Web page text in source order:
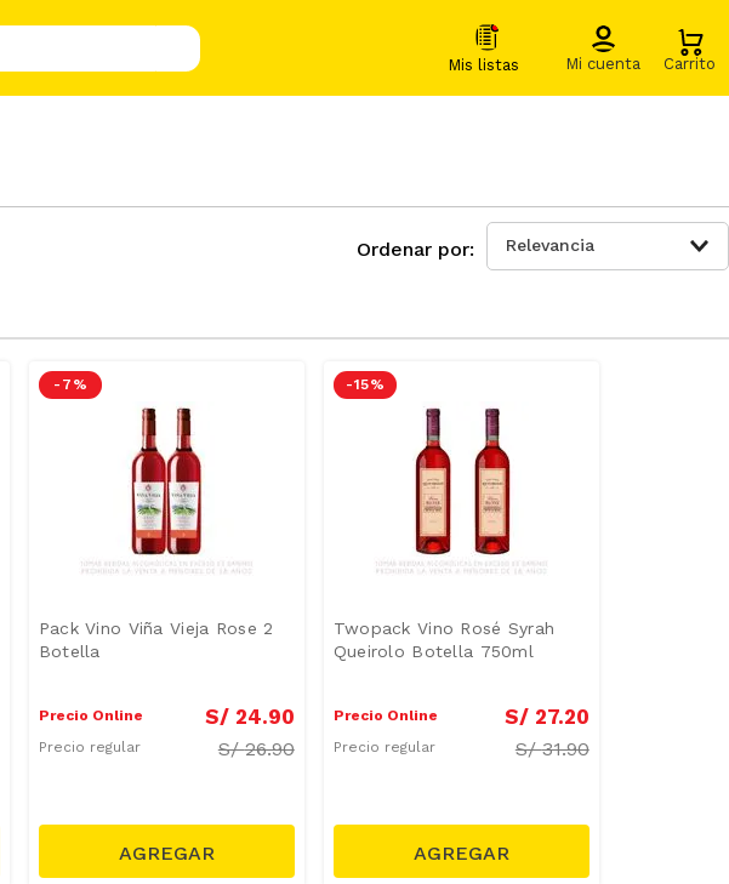
Relevancia
- 7 %
Pack Vino Viña Vieja Rose 2
Botella
Precio Online S/ 24.90
Precio regular S/26.90
-15 %
Twopack Vino Rosé Syrah
Queirolo Botella 750ml
Precio Online S/ 27.20
Precio regular S/31.90